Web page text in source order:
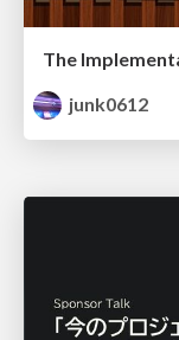
junk0612